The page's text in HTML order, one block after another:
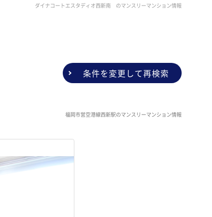
ダイナコートエスタディオ西新南 のマンスリーマンション情報
条件を変更して再検索
福岡市営空港線西新駅のマンスリーマンション情報